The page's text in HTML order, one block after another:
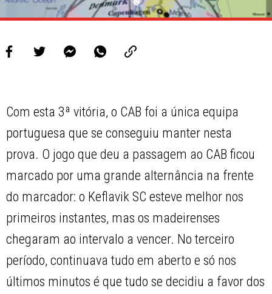
Com esta 3ª vitória, o CAB foi a única equipa
portuguesa que se conseguiu manter nesta
prova. O jogo que deu a passagem ao CAB ficou
marcado por uma grande alternância na frente
do marcador: o Keflavik SC esteve melhor nos
primeiros instantes, mas os madeirenses
chegaram ao intervalo a vencer. No terceiro
período, continuava tudo em aberto e só nos
últimos minutos é que tudo se decidiu a favor dos